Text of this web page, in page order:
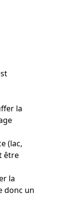
la
(lac,
être
la
donc un